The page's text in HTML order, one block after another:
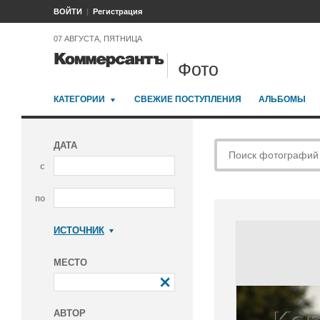
ВОЙТИ Регистрация
07 АВГУСТА, ПЯТНИЦА
Фото
КАТЕГОРИИ СВЕЖИЕ ПОСТУПЛЕНИЯ АЛЬБОМЫ
ДАТА
с
по
ИСТОЧНИК
МЕСТО
АВТОР